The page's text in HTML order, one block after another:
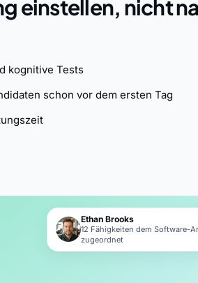
einstellen, nicht
kognitive Tests
schon vor dem ersten Tag
Ethan Brooks
12 Fähigkeiten dem Software-
zugeordnet